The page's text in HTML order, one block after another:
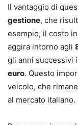
Il vantaggio di
gestione, che
esempio, il costo
aggira intorno agli
gli anni successivi
euro. Questo
veicolo, che
al mercato italiano.